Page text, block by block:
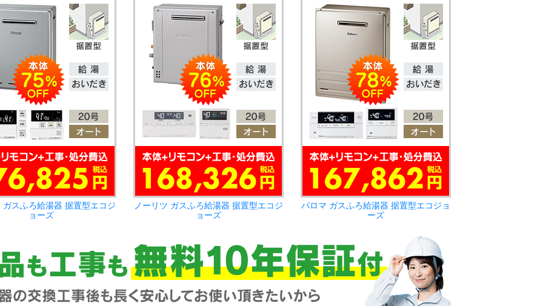
ガスふろ給湯器 据置型エコジ
ョーズ
ノーリツ ガスふろ給湯器 据置型エコジ
ョーズ
パロマ ガスふろ給湯器 据置型エコジョ
ーズ